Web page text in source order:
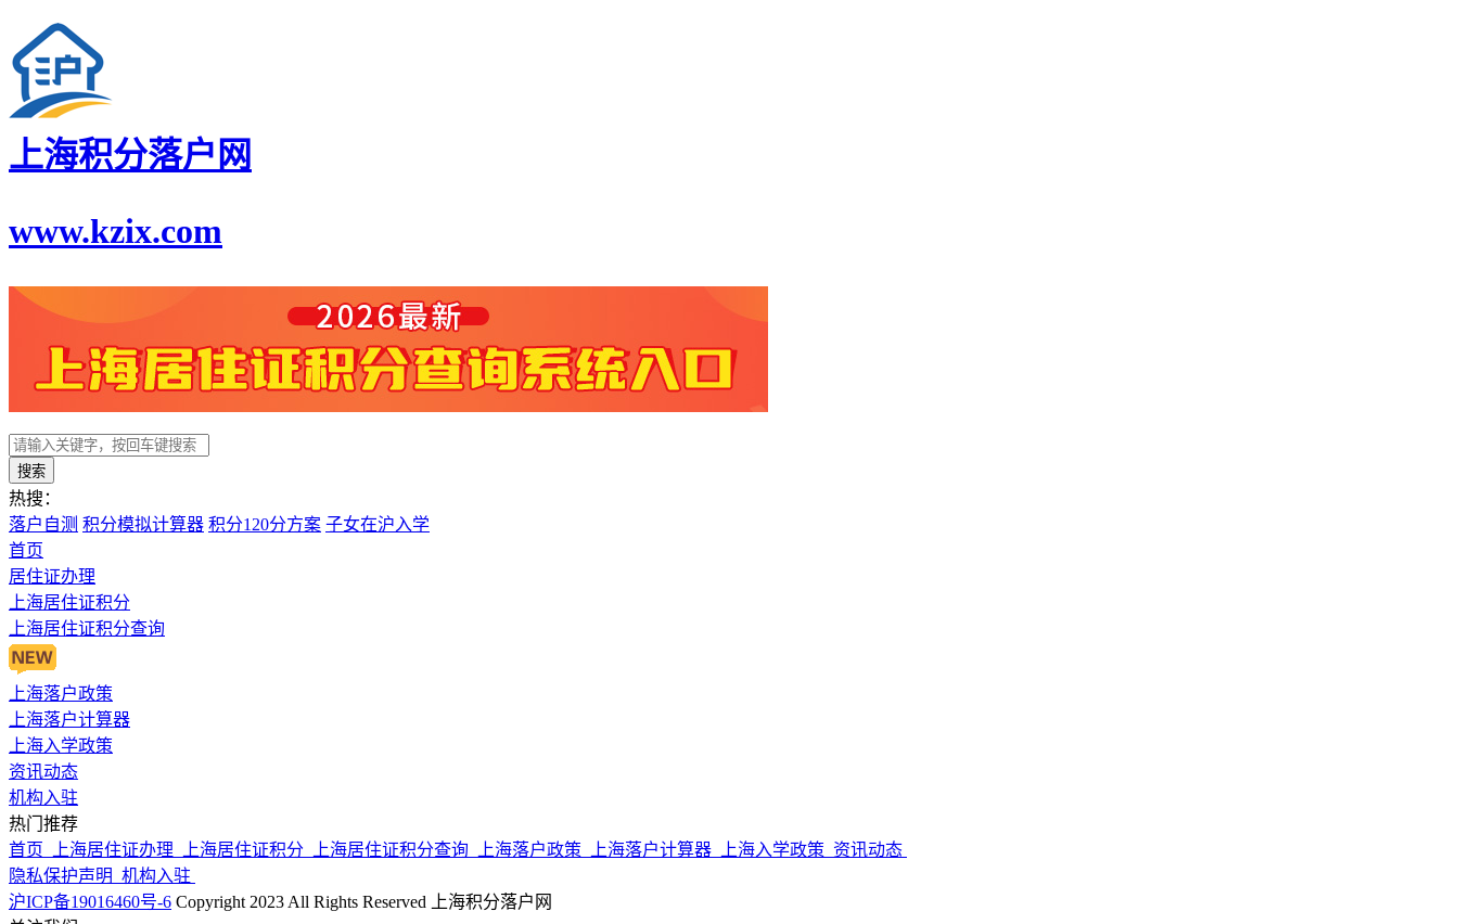
上海积分落户网
www.kzix.com
搜索
热搜：
落户自测 积分模拟计算器 积分120分方案 子女在沪入学
首页
居住证办理
上海居住证积分
上海居住证积分查询
上海落户政策
上海落户计算器
上海入学政策
资讯动态
机构入驻
热门推荐
首页 上海居住证办理 上海居住证积分 上海居住证积分查询 上海落户政策 上海落户计算器 上海入学政策 资讯动态
隐私保护声明 机构入驻
沪ICP备19016460号-6 Copyright 2023 All Rights Reserved 上海积分落户网